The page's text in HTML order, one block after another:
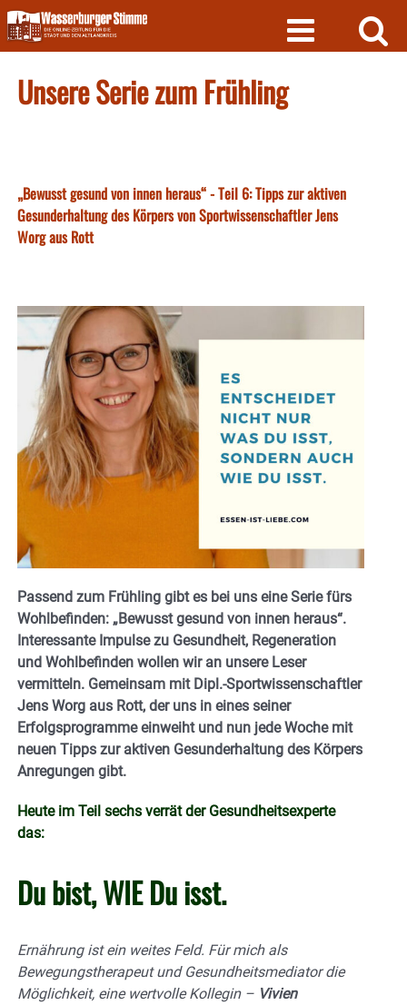
Skip
to
content
Unsere Serie zum Frühling
„Bewusst gesund von innen heraus“ - Teil 6: Tipps zur aktiven
Gesunderhaltung des Körpers von Sportwissenschaftler Jens
Worg aus Rott
Passend zum Frühling gibt es bei uns eine Serie fürs
Wohlbefinden: „Bewusst gesund von innen heraus“.
Interessante Impulse zu Gesundheit, Regeneration
und Wohlbefinden wollen wir an unsere Leser
vermitteln. Gemeinsam mit Dipl.-Sportwissenschaftler
Jens Worg aus Rott, der uns in eines seiner
Erfolgsprogramme einweiht und nun jede Woche mit
neuen Tipps zur aktiven Gesunderhaltung des Körpers
Anregungen gibt.
Heute im Teil sechs verrät der Gesundheitsexperte
das:
Du bist, WIE Du isst.
Ernährung ist ein weites Feld. Für mich als
Bewegungstherapeut und Gesundheitsmediator die
Möglichkeit, eine wertvolle Kollegin – Vivien